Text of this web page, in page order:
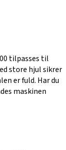
tilpasses til
store hjul sikrer
er fuld. Har du
maskinen